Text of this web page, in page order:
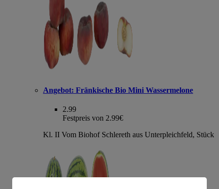
Angebot: Fränkische Bio Mini Wassermelone
2.99
Festpreis von 2.99€
Kl. II Vom Biohof Schlereth aus Unterpleichfeld, Stück